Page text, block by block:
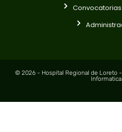
© 2026 - Hospital Regional de Loreto